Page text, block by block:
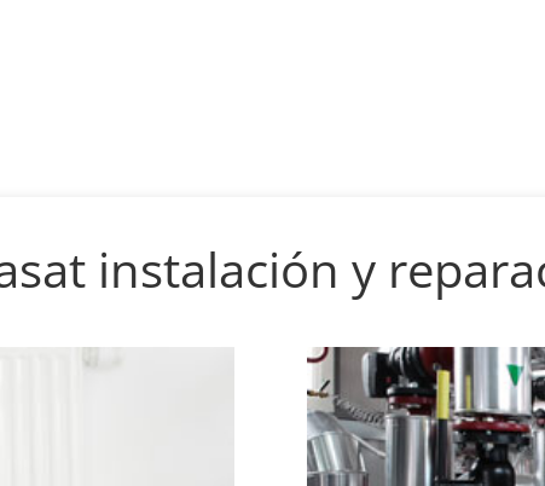
instalación y